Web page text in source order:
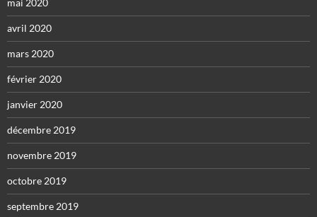
mai 2020
avril 2020
mars 2020
février 2020
janvier 2020
décembre 2019
novembre 2019
octobre 2019
septembre 2019